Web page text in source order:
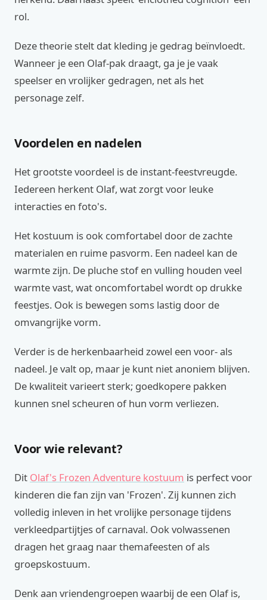
rol.
Deze theorie stelt dat kleding je gedrag beïnvloedt.
Wanneer je een Olaf-pak draagt, ga je je vaak
speelser en vrolijker gedragen, net als het
personage zelf.
Voordelen en nadelen
Het grootste voordeel is de instant-feestvreugde.
Iedereen herkent Olaf, wat zorgt voor leuke
interacties en foto's.
Het kostuum is ook comfortabel door de zachte
materialen en ruime pasvorm. Een nadeel kan de
warmte zijn. De pluche stof en vulling houden veel
warmte vast, wat oncomfortabel wordt op drukke
feestjes. Ook is bewegen soms lastig door de
omvangrijke vorm.
Verder is de herkenbaarheid zowel een voor- als
nadeel. Je valt op, maar je kunt niet anoniem blijven.
De kwaliteit varieert sterk; goedkopere pakken
kunnen snel scheuren of hun vorm verliezen.
Voor wie relevant?
Dit Olaf's Frozen Adventure kostuum is perfect voor
kinderen die fan zijn van 'Frozen'. Zij kunnen zich
volledig inleven in het vrolijke personage tijdens
verkleedpartijtjes of carnaval. Ook volwassenen
dragen het graag naar themafeesten of als
groepskostuum.
Denk aan vriendengroepen waarbij de een Olaf is,